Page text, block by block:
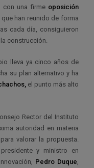
con una firmeoposición
que han reunido de forma
cada día, consiguieron
construcción.
lleva ya cinco años de
su plan alternativo y ha
el punto más alto
Rector del Instituto
autoridad en materia
valorar la propuesta.
y ministro en
Pedro Duque